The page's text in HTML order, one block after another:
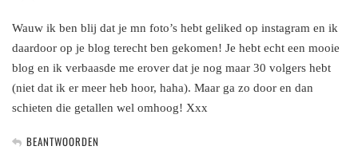
Wauw ik ben blij dat je mn foto’s hebt geliked op instagram en ik
daardoor op je blog terecht ben gekomen! Je hebt echt een mooie
blog en ik verbaasde me erover dat je nog maar 30 volgers hebt
(niet dat ik er meer heb hoor, haha). Maar ga zo door en dan
schieten die getallen wel omhoog! Xxx
BEANTWOORDEN